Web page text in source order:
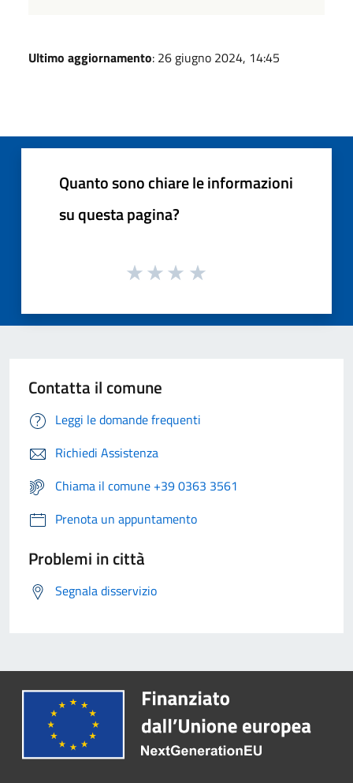
Ultimo aggiornamento: 26 giugno 2024, 14:45
Quanto sono chiare le informazioni
su questa pagina?
Contatta il comune
Leggi le domande frequenti
Richiedi Assistenza
Chiama il comune +39 0363 3561
Prenota un appuntamento
Problemi in città
Segnala disservizio